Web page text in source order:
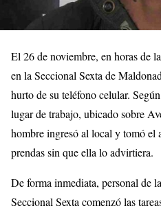
El 26 de noviembre, en horas de
en la Seccional Sexta de
hurto de su teléfono celular.
lugar de trabajo, ubicado sobre
hombre ingresó al local y tomó el
prendas sin que ella lo advirtiera.
De forma inmediata, personal de
Seccional Sexta comenzó las